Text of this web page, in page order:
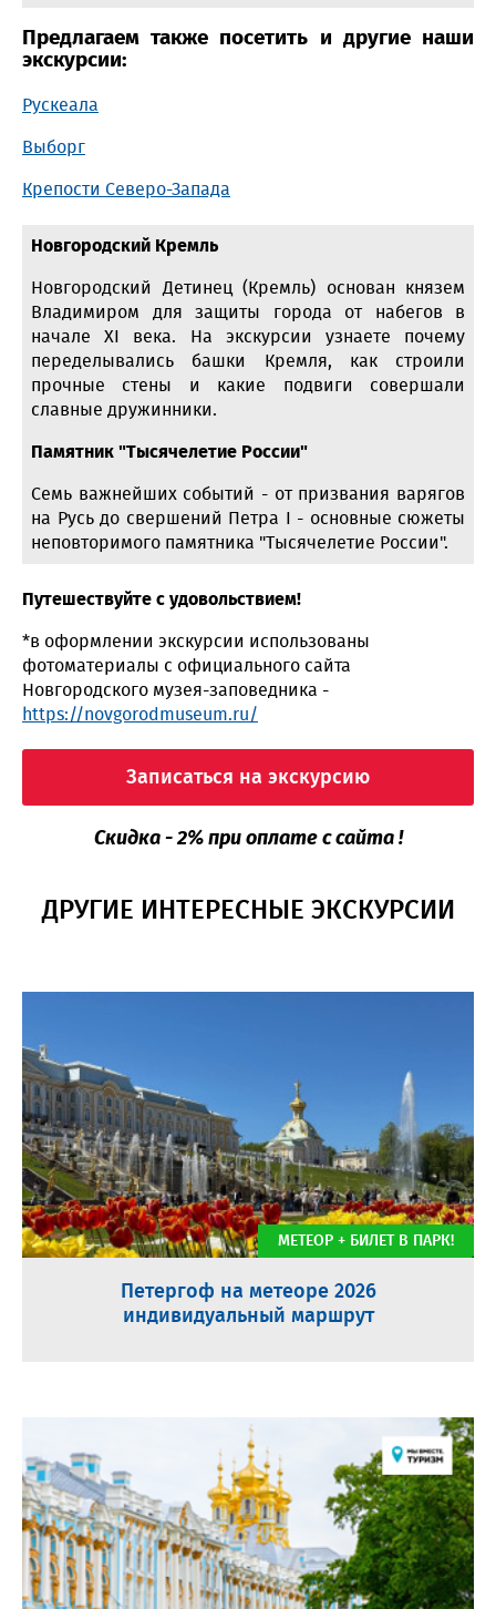
Предлагаем также посетить и другие наши
экскурсии:
Рускеала
Выборг
Крепости Северо-Запада
Новгородский Кремль
Новгородский Детинец (Кремль) основан князем
Владимиром для защиты города от набегов в
начале XI века. На экскурсии узнаете почему
переделывались башки Кремля, как строили
прочные стены и какие подвиги совершали
славные дружинники.
Памятник "Тысячелетие России"
Семь важнейших событий - от призвания варягов
на Русь до свершений Петра I - основные сюжеты
неповторимого памятника "Тысячелетие России".
Путешествуйте с удовольствием!
*в оформлении экскурсии использованы
фотоматериалы с официального сайта
Новгородского музея-заповедника -
https://novgorodmuseum.ru/
Записаться на экскурсию
Скидка - 2% при оплате с сайта !
ДРУГИЕ ИНТЕРЕСНЫЕ ЭКСКУРСИИ
Петергоф на метеоре 2026
индивидуальный маршрут
МЕТЕОР + БИЛЕТ В ПАРК!